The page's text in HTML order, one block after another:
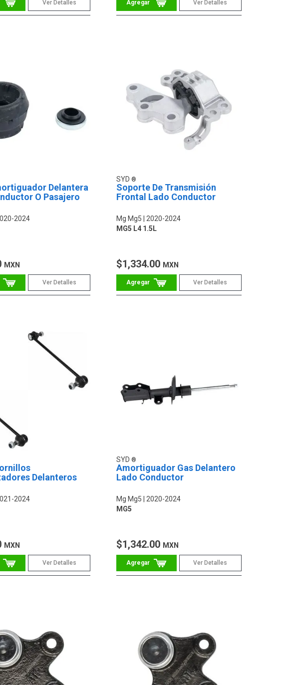
Ver Detalles Ver Detalles
Delantera
O Pasajero
2024
MXN
Ver Detalles
SYD
Soporte De Transmisión
Frontal Lado Conductor
Mg Mg5
2020-2024
MG5 L4 1.5L
$1,334.00 MXN
Ver Detalles
Delanteros
2024
MXN
Ver Detalles
SYD
Amortiguador Gas Delantero
Lado Conductor
Mg Mg5
2020-2024
MG5
$1,342.00 MXN
Ver Detalles